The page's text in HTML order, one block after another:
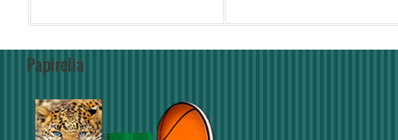
Papirelia